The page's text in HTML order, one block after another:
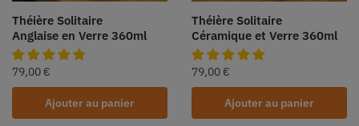
Théière Solitaire
Anglaise en Verre 360ml
79,00 €
Ajouter au panier
Théière Solitaire
Céramique et Verre 360ml
79,00 €
Ajouter au panier